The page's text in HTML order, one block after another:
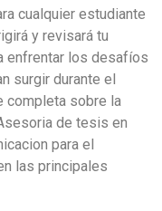
cualquier estudiante
y revisará tu
enfrentar los desafíos
surgir durante el
completa sobre la
de tesis en
para el
las principales